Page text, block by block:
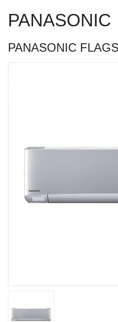
PANASONIC
PANASONIC